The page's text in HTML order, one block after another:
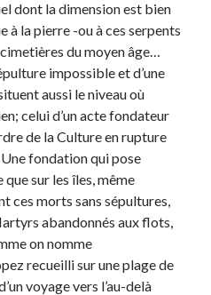
dont la dimension est bien
à la pierre -ou à ces serpents
du moyen âge…
impossible et d’une
aussi le niveau où
celui d’un acte fondateur
de la Culture en rupture
fondation qui pose
sur les îles, même
ces morts sans sépultures,
abandonnés aux flots,
on nomme
recueilli sur une plage de
voyage vers l’au-delà